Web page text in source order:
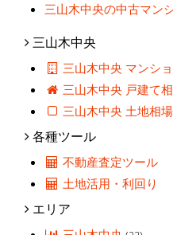
三山木中央の中古マン
三山木中央
三山木中央 マンシ
三山木中央 戸建て
三山木中央 土地相
各種ツール
不動産査定ツール
土地活用・利回り
エリア